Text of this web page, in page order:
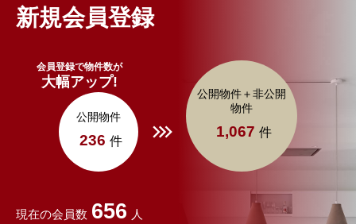
新規会員登録
会員登録で物件数が
大幅アップ!
公開物件
236 件
公開物件＋非公開
物件
1,067 件
現在の会員数 656 人